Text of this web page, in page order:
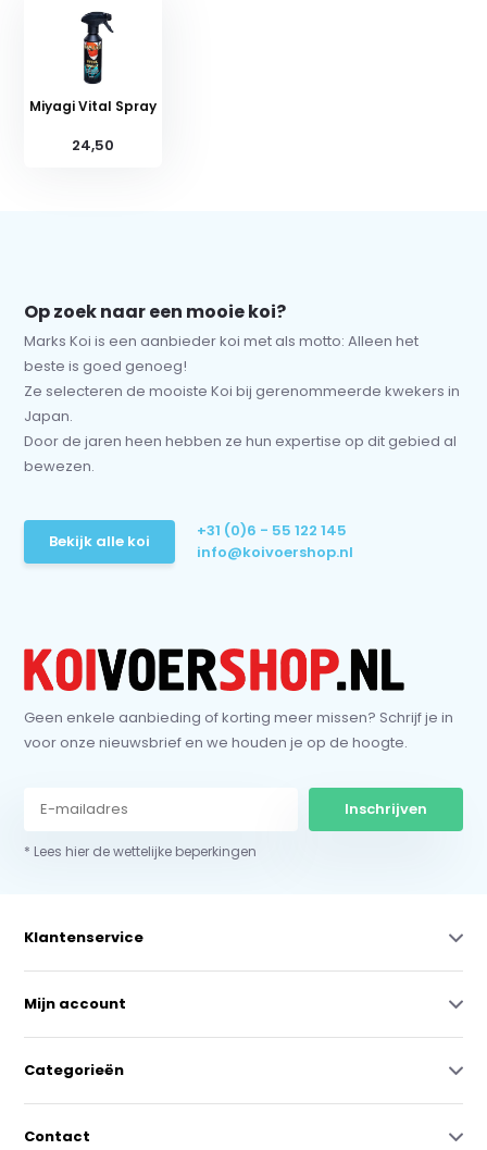
Miyagi Vital Spray
24,50
Op zoek naar een mooie koi?
Marks Koi is een aanbieder koi met als motto: Alleen het
beste is goed genoeg!
Ze selecteren de mooiste Koi bij gerenommeerde kwekers in
Japan.
Door de jaren heen hebben ze hun expertise op dit gebied al
bewezen.
Bekijk alle koi
+31 (0)6 - 55 122 145
info@koivoershop.nl
Geen enkele aanbieding of korting meer missen? Schrijf je in
voor onze nieuwsbrief en we houden je op de hoogte.
Inschrijven
* Lees hier de wettelijke beperkingen
Klantenservice
Mijn account
Categorieën
Contact